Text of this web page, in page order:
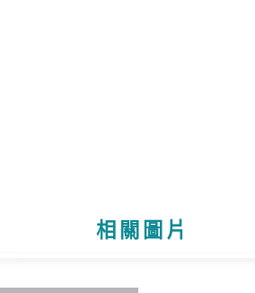
相關圖片